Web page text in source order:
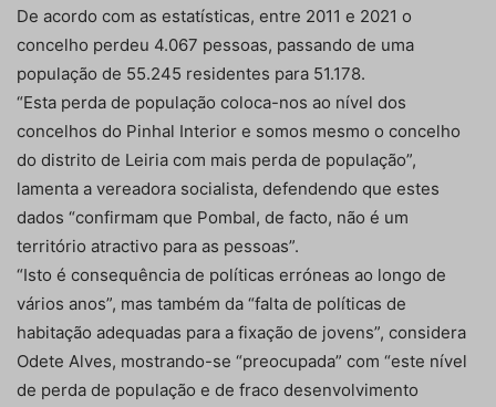
De acordo com as estatísticas, entre 2011 e 2021 o
concelho perdeu 4.067 pessoas, passando de uma
população de 55.245 residentes para 51.178.
“Esta perda de população coloca-nos ao nível dos
concelhos do Pinhal Interior e somos mesmo o concelho
do distrito de Leiria com mais perda de população”,
lamenta a vereadora socialista, defendendo que estes
dados “confirmam que Pombal, de facto, não é um
território atractivo para as pessoas”.
“Isto é consequência de políticas erróneas ao longo de
vários anos”, mas também da “falta de políticas de
habitação adequadas para a fixação de jovens”, considera
Odete Alves, mostrando-se “preocupada” com “este nível
de perda de população e de fraco desenvolvimento